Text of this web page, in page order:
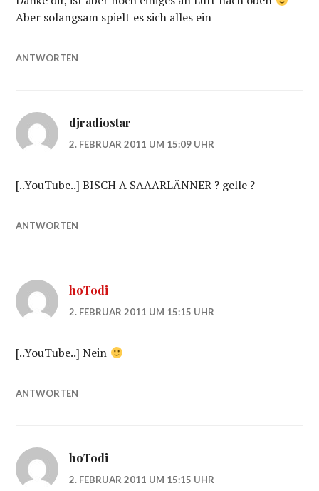
Aber solangsam spielt es sich alles ein
ANTWORTEN
djradiostar
2. FEBRUAR 2011 UM 15:09 UHR
[..YouTube..] BISCH A SAAARLÄNNER ? gelle ?
ANTWORTEN
hoTodi
2. FEBRUAR 2011 UM 15:15 UHR
[..YouTube..] Nein
ANTWORTEN
hoTodi
2. FEBRUAR 2011 UM 15:15 UHR